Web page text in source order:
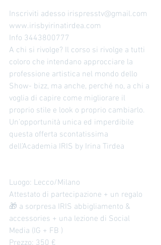
Inscriviti adesso irispresstv@gmail.com
www.irisbyirinatirdea.com
Info 3443800777
A chi si rivolge? Il corso si rivolge a tutti
coloro che intendano approcciare la
professione artistica nel mondo dello
Show- bizz, ma anche, perché no, a chi a
voglia di capire come migliorare il
proprio stile e look o proprio cambiarlo.
Un’opportunità unica ed imperdibile
questa offerta scontatissima
dell’Academia IRIS by Irina Tirdea
Luogo: Lecco/Milano
Attestato di partecipazione + un regalo
🎁 a sorpresa IRIS abbigliamento &
accessories + una lezione di Social
Media (IG + FB )
Prezzo: 350 €